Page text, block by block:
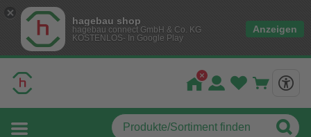
hagebau shop
hagebau connect GmbH & Co. KG
KOSTENLOS- In Google Play
Anzeigen